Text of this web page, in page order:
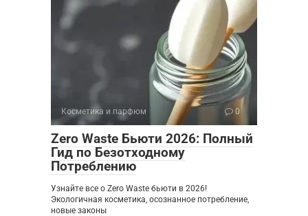
Косметика и парфюм 0
Zero Waste Бьюти 2026: Полный
Гид по Безотходному
Потреблению
Узнайте все о Zero Waste бьюти в 2026!
Экологичная косметика, осознанное потребление,
новые законы